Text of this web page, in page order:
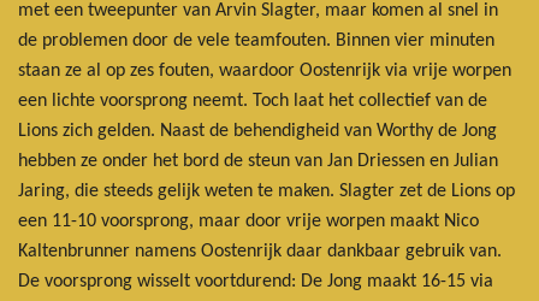
met een tweepunter van Arvin Slagter, maar komen al snel in
de problemen door de vele teamfouten. Binnen vier minuten
staan ze al op zes fouten, waardoor Oostenrijk via vrije worpen
een lichte voorsprong neemt. Toch laat het collectief van de
Lions zich gelden. Naast de behendigheid van Worthy de Jong
hebben ze onder het bord de steun van Jan Driessen en Julian
Jaring, die steeds gelijk weten te maken. Slagter zet de Lions op
een 11-10 voorsprong, maar door vrije worpen maakt Nico
Kaltenbrunner namens Oostenrijk daar dankbaar gebruik van.
De voorsprong wisselt voortdurend: De Jong maakt 16-15 via